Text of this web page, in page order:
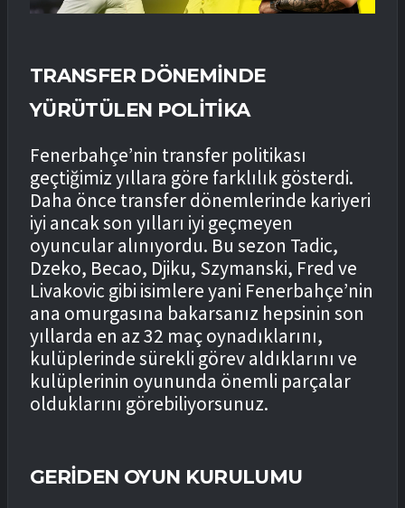
TRANSFER DÖNEMİNDE
YÜRÜTÜLEN POLİTİKA
Fenerbahçe’nin transfer politikası
geçtiğimiz yıllara göre farklılık gösterdi.
Daha önce transfer dönemlerinde kariyeri
iyi ancak son yılları iyi geçmeyen
oyuncular alınıyordu. Bu sezon Tadic,
Dzeko, Becao, Djiku, Szymanski, Fred ve
Livakovic gibi isimlere yani Fenerbahçe’nin
ana omurgasına bakarsanız hepsinin son
yıllarda en az 32 maç oynadıklarını,
kulüplerinde sürekli görev aldıklarını ve
kulüplerinin oyununda önemli parçalar
olduklarını görebiliyorsunuz.
GERİDEN OYUN KURULUMU